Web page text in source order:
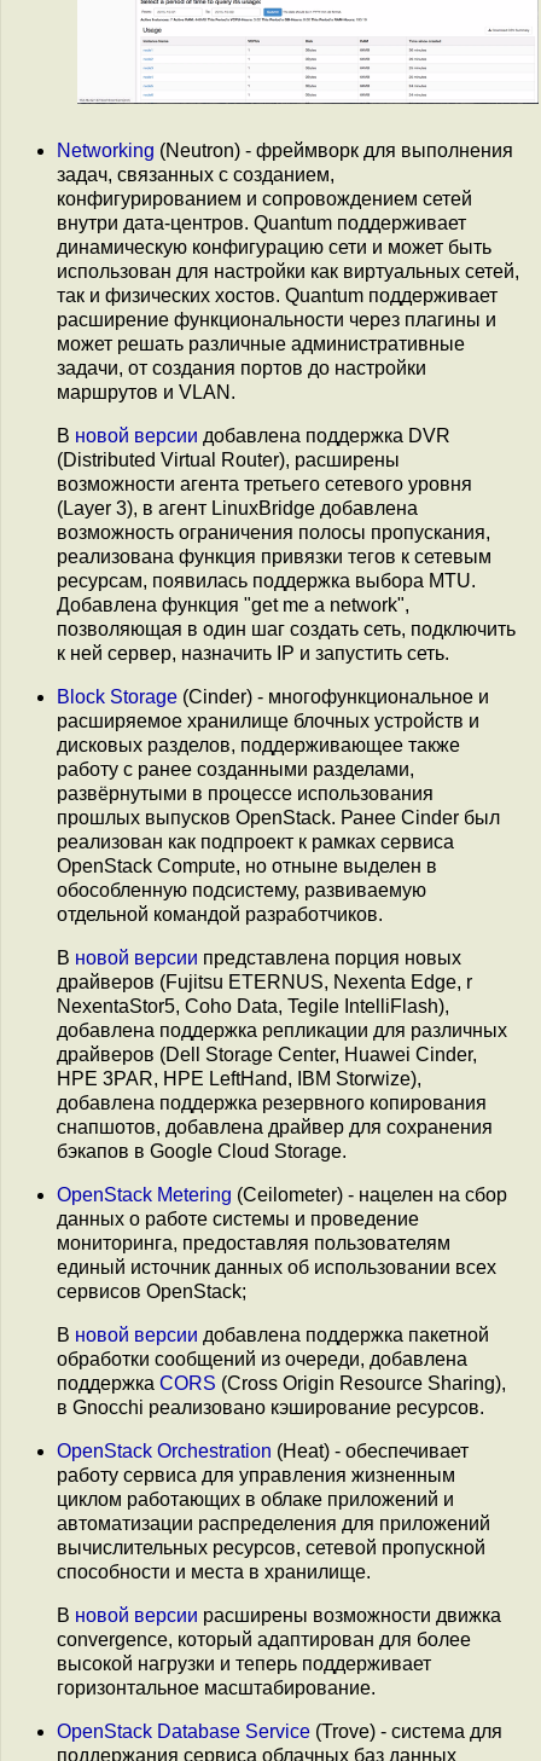
Networking (Neutron) - фреймворк для выполнения
задач, связанных с созданием,
конфигурированием и сопровождением сетей
внутри дата-центров. Quantum поддерживает
динамическую конфигурацию сети и может быть
использован для настройки как виртуальных сетей,
так и физических хостов. Quantum поддерживает
расширение функциональности через плагины и
может решать различные административные
задачи, от создания портов до настройки
маршрутов и VLAN.
В новой версии добавлена поддержка DVR
(Distributed Virtual Router), расширены
возможности агента третьего сетевого уровня
(Layer 3), в агент LinuxBridge добавлена
возможность ограничения полосы пропускания,
реализована функция привязки тегов к сетевым
ресурсам, появилась поддержка выбора MTU.
Добавлена функция "get me a network",
позволяющая в один шаг создать сеть, подключить
к ней сервер, назначить IP и запустить сеть.
Block Storage (Cinder) - многофункциональное и
расширяемое хранилище блочных устройств и
дисковых разделов, поддерживающее также
работу с ранее созданными разделами,
развёрнутыми в процессе использования
прошлых выпусков OpenStack. Ранее Cinder был
реализован как подпроект к рамках сервиса
OpenStack Compute, но отныне выделен в
обособленную подсистему, развиваемую
отдельной командой разработчиков.
В новой версии представлена порция новых
драйверов (Fujitsu ETERNUS, Nexenta Edge, r
NexentaStor5, Coho Data, Tegile IntelliFlash),
добавлена поддержка репликации для различных
драйверов (Dell Storage Center, Huawei Cinder,
HPE 3PAR, HPE LeftHand, IBM Storwize),
добавлена поддержка резервного копирования
снапшотов, добавлена драйвер для сохранения
бэкапов в Google Cloud Storage.
OpenStack Metering (Ceilometer) - нацелен на сбор
данных о работе системы и проведение
мониторинга, предоставляя пользователям
единый источник данных об использовании всех
сервисов OpenStack;
В новой версии добавлена поддержка пакетной
обработки сообщений из очереди, добавлена
поддержка CORS (Cross Origin Resource Sharing),
в Gnocchi реализовано кэширование ресурсов.
OpenStack Orchestration (Heat) - обеспечивает
работу сервиса для управления жизненным
циклом работающих в облаке приложений и
автоматизации распределения для приложений
вычислительных ресурсов, сетевой пропускной
способности и места в хранилище.
В новой версии расширены возможности движка
convergence, который адаптирован для более
высокой нагрузки и теперь поддерживает
горизонтальное масштабирование.
OpenStack Database Service (Trove) - система для
поддержания сервиса облачных баз данных